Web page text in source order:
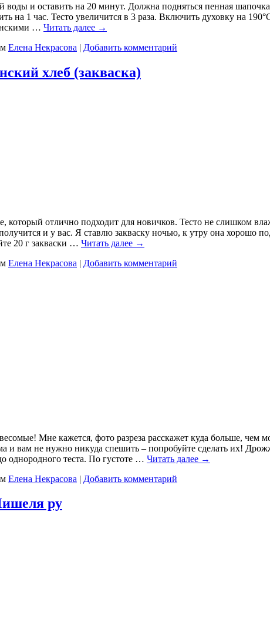
и оставить на 20 минут. Должна подняться пенная
на 1 час. Тесто увеличится в 3 раза. Включить духовку на
… Читать далее →
Елена Некрасова | Добавить комментарий
хлеб (закваска)
который отлично подходит для новичков. Тесто не слишком
и у вас. Я ставлю закваску ночью, к утру она хорошо
20 г закваски … Читать далее →
Елена Некрасова | Добавить комментарий
Мне кажется, фото разреза расскажет куда больше, чем
и вам не нужно никуда спешить – попробуйте сделать их!
однородного теста. По густоте … Читать далее →
Елена Некрасова | Добавить комментарий
ру